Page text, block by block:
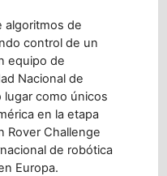
algoritmos de
control de un
equipo de
Nacional de
lugar como únicos
en la etapa
Rover Challenge
de robótica
Europa.